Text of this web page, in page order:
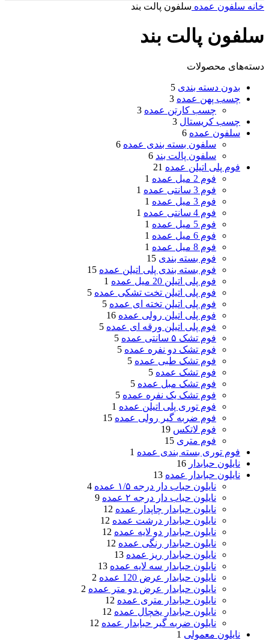
خانه سلفون عمده سلفون پالت بند
سلفون پالت بند
دسته‌های محصولات
بدون دسته بندی 5
چسب پهن عمده 3
چسب کارتن عمده 3
چسب کریستال 3
سلفون عمده 6
سلفون بسته بندی عمده 6
سلفون پالت بند 6
فوم پلی اتیلن عمده 21
فوم 2 میل عمده
1
فوم 3 سانتی عمده
1
فوم 3 میل عمده
1
فوم 4 سانتی عمده
1
فوم 5 میل عمده
1
فوم 6 میل عمده
1
فوم 8 میل عمده
1
فوم بسته بندی 15
فوم بسته بندی پلی اتیلن عمده 15
فوم پلی اتیلن 20 میل عمده
1
فوم پلی اتیلن تخت تشکی عمده 5
فوم پلی اتیلن تخته ای عمده 5
فوم پلی اتیلن رولی عمده 16
فوم پلی اتیلن ورقه ای عمده 5
فوم تشک ۵ سانتی عمده
5
فوم تشک دو نفره عمده 5
فوم تشک طبی عمده 5
فوم تشک عمده 5
فوم تشک مبل عمده 5
فوم تشک یک نفره عمده 5
فوم توری پلی اتیلن عمده 1
فوم ضربه گیر رولی عمده 15
فوم لاتکس 19
فوم متری 15
فوم توری بسته بندی عمده 1
نایلون حبابدار 16
نایلون حبابدار عمده 13
نایلون حباب دار درجه ۱/۵ عمده
4
نایلون حباب دار درجه ۲ عمده
9
نایلون حبابدار چاپدار عمده 12
نایلون حبابدار درشت عمده 12
نایلون حبابدار دو لایه عمده 12
نایلون حبابدار رنگی عمده 12
نایلون حبابدار ریز عمده 13
نایلون حبابدار سه لایه عمده 13
نایلون حبابدار عرض 120 عمده
2
نایلون حبابدار عرض دو متر عمده 2
نایلون حبابدار متری عمده 12
نایلون حبابدار یخچال عمده 12
نایلون ضربه گیر حبابدار عمده 12
نایلون معمولی 1